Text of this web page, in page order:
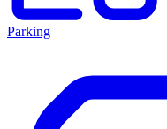
Parking